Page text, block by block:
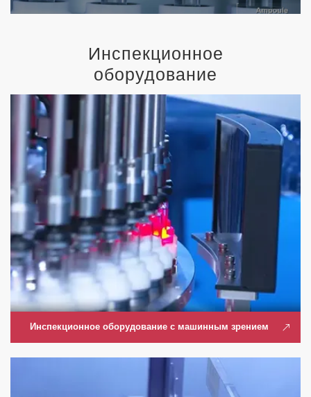
Инспекционное
оборудование
Инспекционное оборудование с машинным зрением